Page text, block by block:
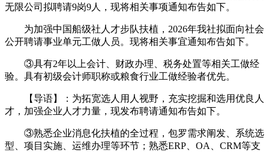
无限公司拟聘请9岗9人，现将相关事项通知布告如下。
为加强中国船级社人才步队扶植，2026年我社拟面向社会
公开聘请事业单元工做人员。现将相关事宜通知布告如下。
③具有2年以上会计、财政办理、税务处置等相关工做经
验。具有初级会计师职称或粮食行业工做经验者优先。
【导语】：为拓宽选人用人视野，充实挖掘和选用优良人
才，加强企业人才力量，现发布聘请通知布告如下。
③熟悉企业消息化扶植的全过程，包罗需求阐发、系统选
型、项目实施、运维办理等环节；熟悉ERP、OA、CRM等支